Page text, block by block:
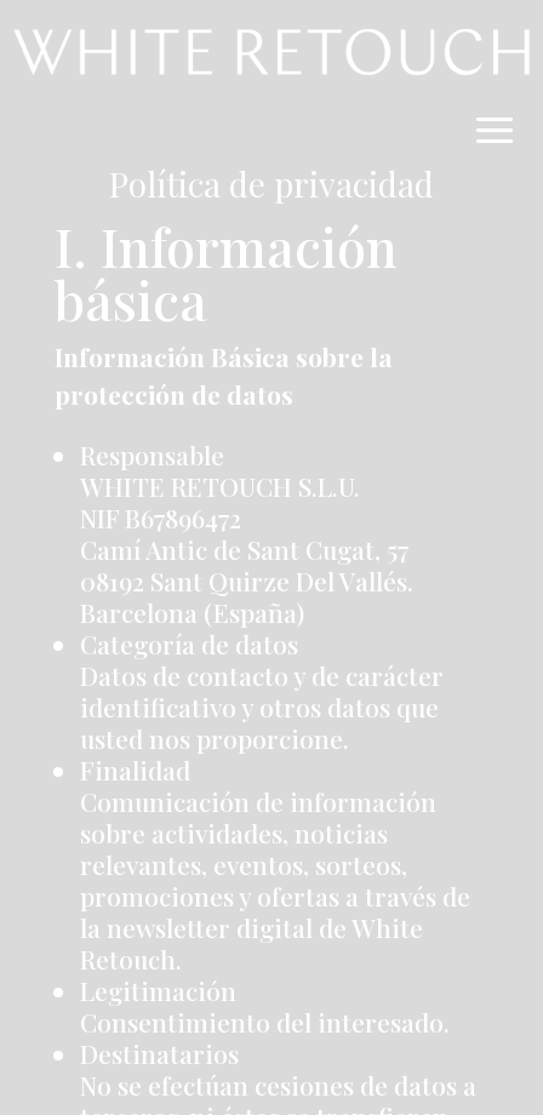
Política de privacidad
I. Información
básica
Información Básica sobre la
protección de datos
Responsable
WHITE RETOUCH S.L.U.
NIF B67896472
Camí Antic de Sant Cugat, 57
08192 Sant Quirze Del Vallés.
Barcelona (España)
Categoría de datos
Datos de contacto y de carácter
identificativo y otros datos que
usted nos proporcione.
Finalidad
Comunicación de información
sobre actividades, noticias
relevantes, eventos, sorteos,
promociones y ofertas a través de
la newsletter digital de White
Retouch.
Legitimación
Consentimiento del interesado.
Destinatarios
No se efectúan cesiones de datos a